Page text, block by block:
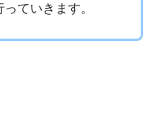
ていきます。